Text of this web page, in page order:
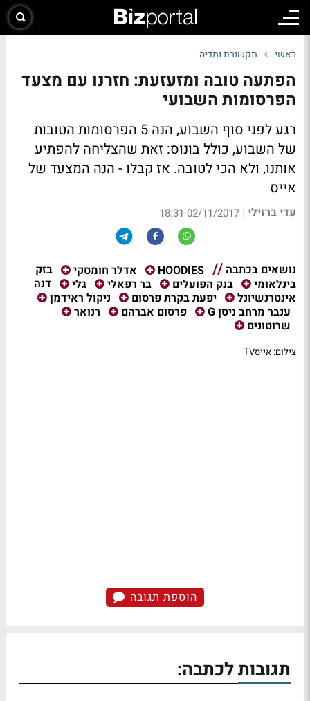
ראשי תקשורת ומדיה
הפתעה טובה ומזעזעת: חזרנו עם מצעד
הפרסומות השבועי
רגע לפני סוף השבוע, הנה 5 הפרסומות הטובות
של השבוע, כולל בונוס: זאת שהצליחה להפתיע
אותנו, ולא הכי לטובה. אז קבלו - הנה המצעד של
אייס
עדי ברזילי |
02/11/2017 18:31
נושאים בכתבה HOODIES אדלר חומסקי
בזק
בינלאומי
בנק הפועלים בר רפאלי גלי
דנה
אינטרנשיונל
יפעת בקרת פרסום
ניקול ראידמן
ענבר מרחב ניסן G
פרסום אברהם
רנואר
שרוטונים
צילום: אייסTV
הוספת תגובה
תגובות לכתבה: